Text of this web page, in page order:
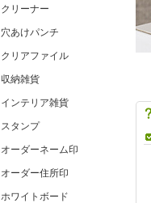
クリーナー
穴あけパンチ
クリアファイル
収納雑貨
インテリア雑貨
スタンプ
オーダーネーム印
オーダー住所印
ホワイトボード